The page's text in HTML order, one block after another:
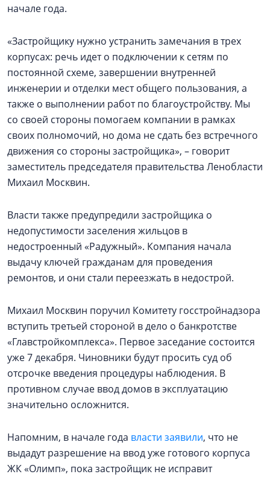
начале года.
«Застройщику нужно устранить замечания в трех
корпусах: речь идет о подключении к сетям по
постоянной схеме, завершении внутренней
инженерии и отделки мест общего пользования, а
также о выполнении работ по благоустройству. Мы
со своей стороны помогаем компании в рамках
своих полномочий, но дома не сдать без встречного
движения со стороны застройщика», – говорит
заместитель председателя правительства Ленобласти
Михаил Москвин.
Власти также предупредили застройщика о
недопустимости заселения жильцов в
недостроенный «Радужный». Компания начала
выдачу ключей гражданам для проведения
ремонтов, и они стали переезжать в недострой.
Михаил Москвин поручил Комитету госстройнадзора
вступить третьей стороной в дело о банкротстве
«Главстройкомплекса». Первое заседание состоится
уже 7 декабря. Чиновники будут просить суд об
отсрочке введения процедуры наблюдения. В
противном случае ввод домов в эксплуатацию
значительно осложнится.
Напомним, в начале года власти заявили, что не
выдадут разрешение на ввод уже готового корпуса
ЖК «Олимп», пока застройщик не исправит